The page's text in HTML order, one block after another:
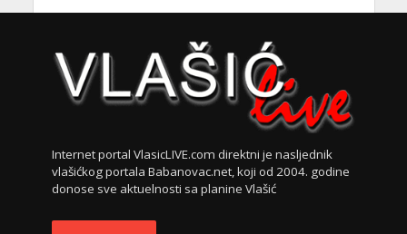
Internet portal VlasicLIVE.com direktni je nasljednik
vlašićkog portala Babanovac.net, koji od 2004. godine
donose sve aktuelnosti sa planine Vlašić